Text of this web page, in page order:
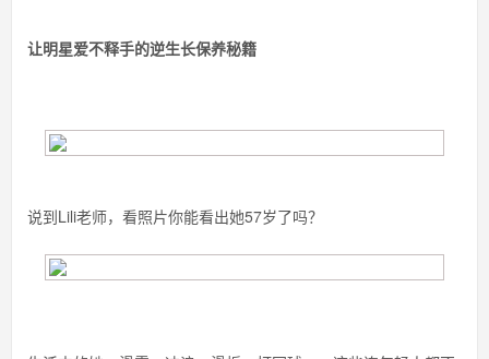
让明星爱不释手的逆生长保养秘籍
说到Lili老师，看照片你能看出她57岁了吗？